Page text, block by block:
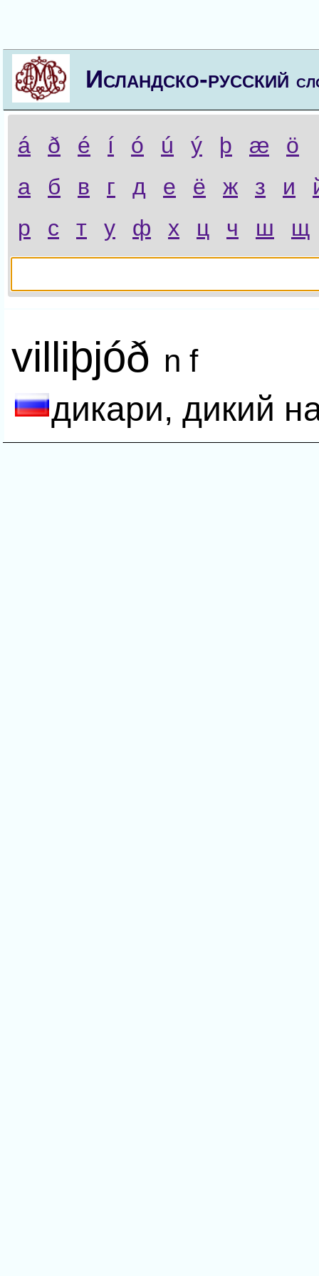
Исландско-русский
á ð é í ó ú ý þ æ
ö
а
б в г д е ё ж з и
р
с т у ф х ц ч ш щ
villiþjóð n f
дикари, дикий